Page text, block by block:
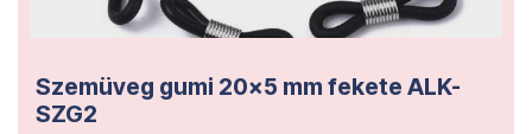
Szemüveg gumi 20x5 mm fekete ALK-
SZG2